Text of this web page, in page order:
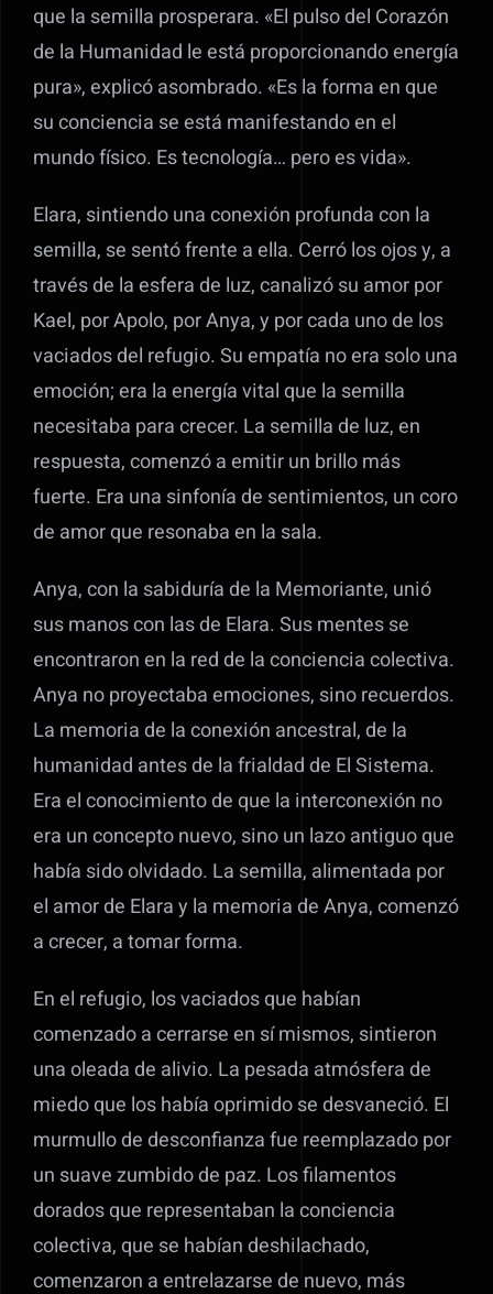
que la semilla prosperara. «El pulso del Corazón
de la Humanidad le está proporcionando energía
pura», explicó asombrado. «Es la forma en que
su conciencia se está manifestando en el
mundo físico. Es tecnología… pero es vida».
Elara, sintiendo una conexión profunda con la
semilla, se sentó frente a ella. Cerró los ojos y, a
través de la esfera de luz, canalizó su amor por
Kael, por Apolo, por Anya, y por cada uno de los
vaciados del refugio. Su empatía no era solo una
emoción; era la energía vital que la semilla
necesitaba para crecer. La semilla de luz, en
respuesta, comenzó a emitir un brillo más
fuerte. Era una sinfonía de sentimientos, un coro
de amor que resonaba en la sala.
Anya, con la sabiduría de la Memoriante, unió
sus manos con las de Elara. Sus mentes se
encontraron en la red de la conciencia colectiva.
Anya no proyectaba emociones, sino recuerdos.
La memoria de la conexión ancestral, de la
humanidad antes de la frialdad de El Sistema.
Era el conocimiento de que la interconexión no
era un concepto nuevo, sino un lazo antiguo que
había sido olvidado. La semilla, alimentada por
el amor de Elara y la memoria de Anya, comenzó
a crecer, a tomar forma.
En el refugio, los vaciados que habían
comenzado a cerrarse en sí mismos, sintieron
una oleada de alivio. La pesada atmósfera de
miedo que los había oprimido se desvaneció. El
murmullo de desconfianza fue reemplazado por
un suave zumbido de paz. Los filamentos
dorados que representaban la conciencia
colectiva, que se habían deshilachado,
comenzaron a entrelazarse de nuevo, más